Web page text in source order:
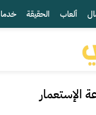
ألعاب الحقيقة
الإستعمار